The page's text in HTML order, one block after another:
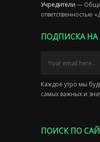
Учредители—
ответственностью
ПОДПИСКА
Каждое утро мы
самых важных и
ПОИСК ПО